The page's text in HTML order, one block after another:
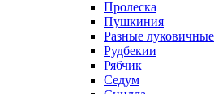
Пролеска
Пушкиния
Разные
Рудбекии
Рябчик
Седум